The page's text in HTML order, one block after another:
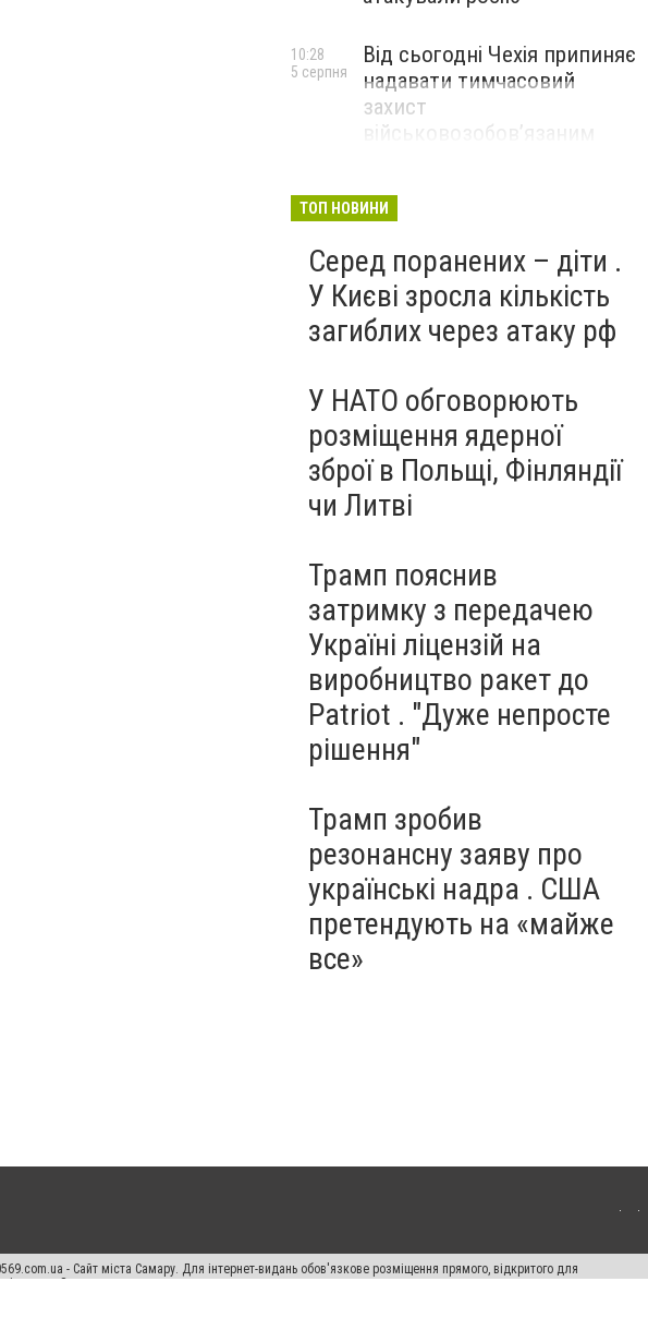
Від сьогодні Чехія припиняє
надавати тимчасовий
захист
військовозобов’язаним
10:28
5 серпня
ТОП НОВИНИ
Серед поранених – діти .
У Києві зросла кількість
загиблих через атаку рф
У НАТО обговорюють
розміщення ядерної
зброї в Польщі, Фінляндії
чи Литві
Трамп пояснив
затримку з передачею
Україні ліцензій на
виробництво ракет до
Patriot . "Дуже непросте
рішення"
Трамп зробив
резонансну заяву про
українські надра . США
претендують на «майже
все»
- Сайт міста Самару. Для інтернет-видань обов'язкове розміщення прямого, відкритого для
Законом.